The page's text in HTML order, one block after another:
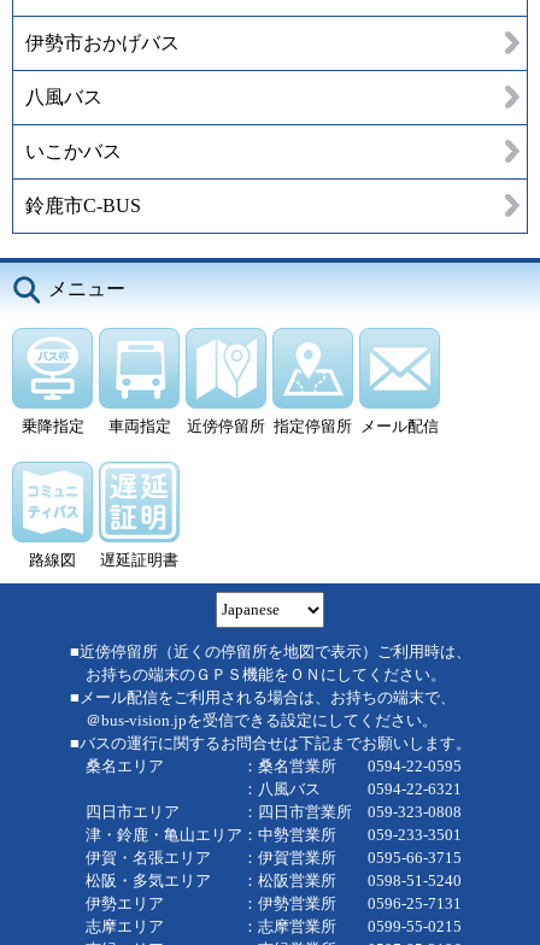
伊勢市おかげバス
八風バス
いこかバス
鈴鹿市C-BUS
メニュー
乗降指定 車両指定 近傍停留所 指定停留所 メール配信
路線図 遅延証明書
■近傍停留所（近くの停留所を地図で表示）ご利用時は、
お持ちの端末のＧＰＳ機能をＯＮにしてください。
■メール配信をご利用される場合は、お持ちの端末で、
＠bus-vision.jpを受信できる設定にしてください。
■バスの運行に関するお問合せは下記までお願いします。
桑名エリア ：桑名営業所 0594-22-0595
：八風バス 0594-22-6321
四日市エリア ：四日市営業所 059-323-0808
津・鈴鹿・亀山エリア：中勢営業所 059-233-3501
伊賀・名張エリア ：伊賀営業所 0595-66-3715
松阪・多気エリア ：松阪営業所 0598-51-5240
伊勢エリア ：伊勢営業所 0596-25-7131
志摩エリア ：志摩営業所 0599-55-0215